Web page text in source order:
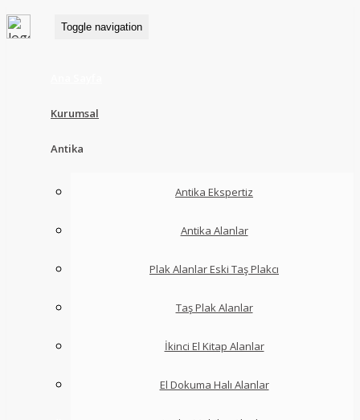
Toggle navigation
Kurumsal
Antika
Antika Ekspertiz
Antika Alanlar
Plak Alanlar Eski Taş Plakcı
Taş Plak Alanlar
İkinci El Kitap Alanlar
El Dokuma Halı Alanlar